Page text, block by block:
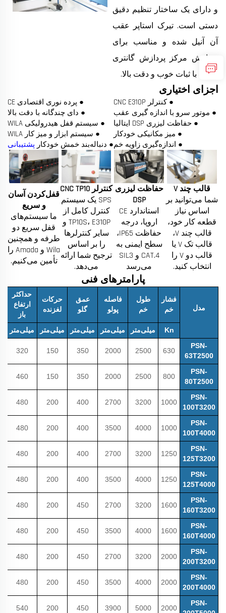
و دارای یک ساختار تنظیم دقیق
دستی است. تیرک استاپر عقب
آن آنیل شده و مناسب برای
پردازش مرکز پردازش گانتری
است، با ثبات خوب و دقت بالا.
اجزای اختیاری
● کنترلر CNC E310P
● موتور سرو با اندازه گیری عقب
● حفاظت لیزری DSP ایتالیا
● میز مکانیکی خودکار
● اندازه‌گیری زاویه خم
● پرده نوری اقتصادی CE
● دای چندگانه با دقت بالا
● سیستم قفل هیدرولیکی WILA
● سیستم ابزار و میز کار WILA
● دنباله‌بند خمش خودکار پشتیبانی
قالب چند V
شما می‌توانید بر
اساس نیاز
قطعه کار خود،
قالب چند V،
قالب تک V یا
قالب دو V را
انتخاب کنید.
حفاظت لیزری
DSP
استاندارد CE
اروپا، درجه
حفاظت IP65،
سطح ایمنی به
CAT.4 و SIL3
می‌رسد
کنترلر CNC TP10
SPS یک سیستم
کنترل کامل از
TP10S، E310P و
سایر کنترلرها
را بر اساس
ترجیح شما ارائه
می‌دهد.
قفل‌کردن آسان
و سریع
ما سیستم‌های
قفل سریع دو
طرفه و همچنین
Wila و Amada را
تأمین می‌کنیم.
پارامترهای فنی
مدل
فشار
خم
طول
خم
فاصله
پولو
عمق
گلو
حرکات
لغزنده
حداکثر
ارتفاع
باز
Kn میلی‌متر میلی‌متر میلی‌متر میلی‌متر میلی‌متر
PSN-
63T2500
630
2500
2000
350
150
320
PSN-
80T2500
800
2500
2000
350
150
460
PSN-
100T3200
1000
3200
2700
400
200
480
PSN-
100T4000
1000
4000
3500
400
200
480
PSN-
125T3200
1250
3200
2700
400
200
480
PSN-
125T4000
1250
4000
3500
400
200
480
PSN-
160T3200
1600
3200
2700
450
200
480
PSN-
160T4000
1600
4000
3500
450
200
480
PSN-
200T3200
2000
3200
2700
450
200
480
PSN-
200T4000
2000
4000
3500
450
200
480
PSN-
2000
5000
3900
450
200
540